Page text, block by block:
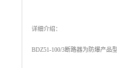
详细介绍：
BDZ51-100/3断路器为防爆产品